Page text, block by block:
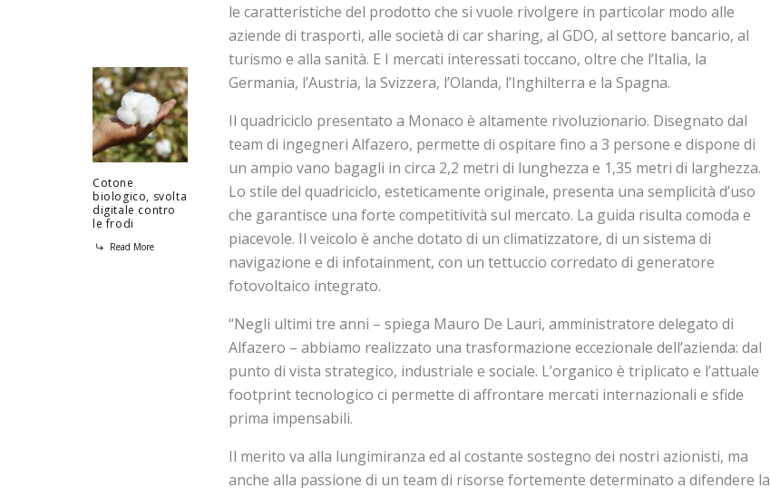
Cotone
biologico, svolta
digitale contro
le frodi
Read More
le caratteristiche del prodotto che si vuole rivolgere in particolar modo alle
aziende di trasporti, alle società di car sharing, al GDO, al settore bancario, al
turismo e alla sanità. E I mercati interessati toccano, oltre che l’Italia, la
Germania, l’Austria, la Svizzera, l’Olanda, l’Inghilterra e la Spagna.
Il quadriciclo presentato a Monaco è altamente rivoluzionario. Disegnato dal
team di ingegneri Alfazero, permette di ospitare fino a 3 persone e dispone di
un ampio vano bagagli in circa 2,2 metri di lunghezza e 1,35 metri di larghezza.
Lo stile del quadriciclo, esteticamente originale, presenta una semplicità d’uso
che garantisce una forte competitività sul mercato. La guida risulta comoda e
piacevole. Il veicolo è anche dotato di un climatizzatore, di un sistema di
navigazione e di infotainment, con un tettuccio corredato di generatore
fotovoltaico integrato.
“Negli ultimi tre anni – spiega Mauro De Lauri, amministratore delegato di
Alfazero – abbiamo realizzato una trasformazione eccezionale dell’azienda: dal
punto di vista strategico, industriale e sociale. L’organico è triplicato e l’attuale
footprint tecnologico ci permette di affrontare mercati internazionali e sfide
prima impensabili.
Il merito va alla lungimiranza ed al costante sostegno dei nostri azionisti, ma
anche alla passione di un team di risorse fortemente determinato a difendere la